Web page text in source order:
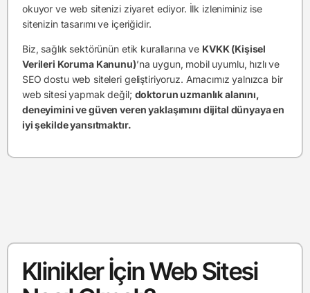
okuyor ve web sitenizi ziyaret ediyor. İlk izleniminiz ise
sitenizin tasarımı ve içeriğidir.
Biz, sağlık sektörünün etik kurallarına ve KVKK (Kişisel
Verileri Koruma Kanunu)’na uygun, mobil uyumlu, hızlı ve
SEO dostu web siteleri geliştiriyoruz. Amacımız yalnızca bir
web sitesi yapmak değil; doktorun uzmanlık alanını,
deneyimini ve güven veren yaklaşımını dijital dünyaya en
iyi şekilde yansıtmaktır.
Klinikler İçin Web Sitesi